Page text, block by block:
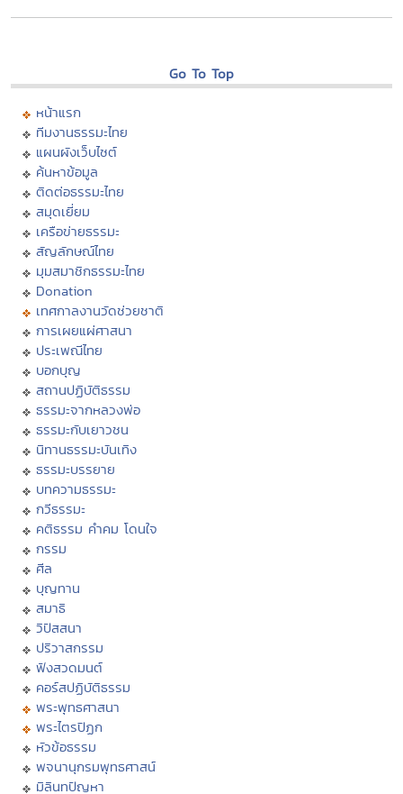
Go To Top
หน้าแรก
ทีมงานธรรมะไทย
แผนผังเว็บไซต์
ค้นหาข้อมูล
ติดต่อธรรมะไทย
สมุดเยี่ยม
เครือข่ายธรรมะ
สัญลักษณ์ไทย
มุมสมาชิกธรรมะไทย
Donation
เทศกาลงานวัดช่วยชาติ
การเผยแผ่ศาสนา
ประเพณีไทย
บอกบุญ
สถานปฏิบัติธรรม
ธรรมะจากหลวงพ่อ
ธรรมะกับเยาวชน
นิทานธรรมะบันเทิง
ธรรมะบรรยาย
บทความธรรมะ
กวีธรรมะ
คติธรรม คำคม โดนใจ
กรรม
ศีล
บุญทาน
สมาธิ
วิปัสสนา
ปริวาสกรรม
ฟังสวดมนต์
คอร์สปฏิบัติธรรม
พระพุทธศาสนา
พระไตรปิฏก
หัวข้อธรรม
พจนานุกรมพุทธศาสน์
มิลินทปัญหา